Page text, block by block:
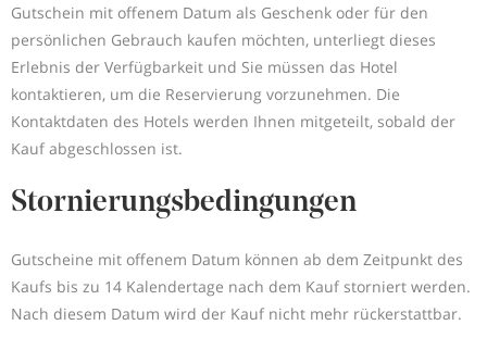
Gutschein mit offenem Datum als Geschenk oder für den
persönlichen Gebrauch kaufen möchten, unterliegt dieses
Erlebnis der Verfügbarkeit und Sie müssen das Hotel
kontaktieren, um die Reservierung vorzunehmen. Die
Kontaktdaten des Hotels werden Ihnen mitgeteilt, sobald der
Kauf abgeschlossen ist.
Stornierungsbedingungen
Gutscheine mit offenem Datum können ab dem Zeitpunkt des
Kaufs bis zu 14 Kalendertage nach dem Kauf storniert werden.
Nach diesem Datum wird der Kauf nicht mehr rückerstattbar.